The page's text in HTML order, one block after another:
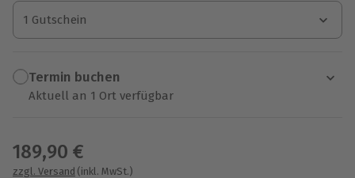
1 Gutschein
1 Gutschein
1 Gutschein
Termin buchen
Aktuell an 1 Ort verfügbar
189,90 €
zzgl. Versand (inkl. MwSt.)